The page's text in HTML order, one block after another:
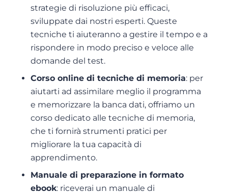
strategie di risoluzione più efficaci,
sviluppate dai nostri esperti. Queste
tecniche ti aiuteranno a gestire il tempo e a
rispondere in modo preciso e veloce alle
domande del test.
Corso online di tecniche di memoria: per
aiutarti ad assimilare meglio il programma
e memorizzare la banca dati, offriamo un
corso dedicato alle tecniche di memoria,
che ti fornirà strumenti pratici per
migliorare la tua capacità di
apprendimento.
Manuale di preparazione in formato
ebook: riceverai un manuale di